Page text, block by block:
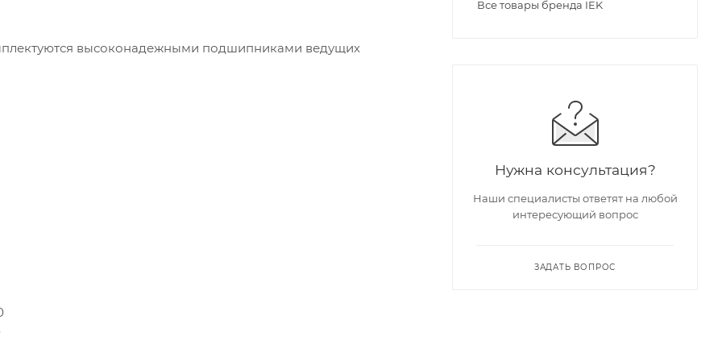
высоконадежными подшипниками ведущих
Все товары бренда IEK
Нужна консультация?
Наши специалисты ответят на любой
интересующий вопрос
ЗАДАТЬ ВОПРОС